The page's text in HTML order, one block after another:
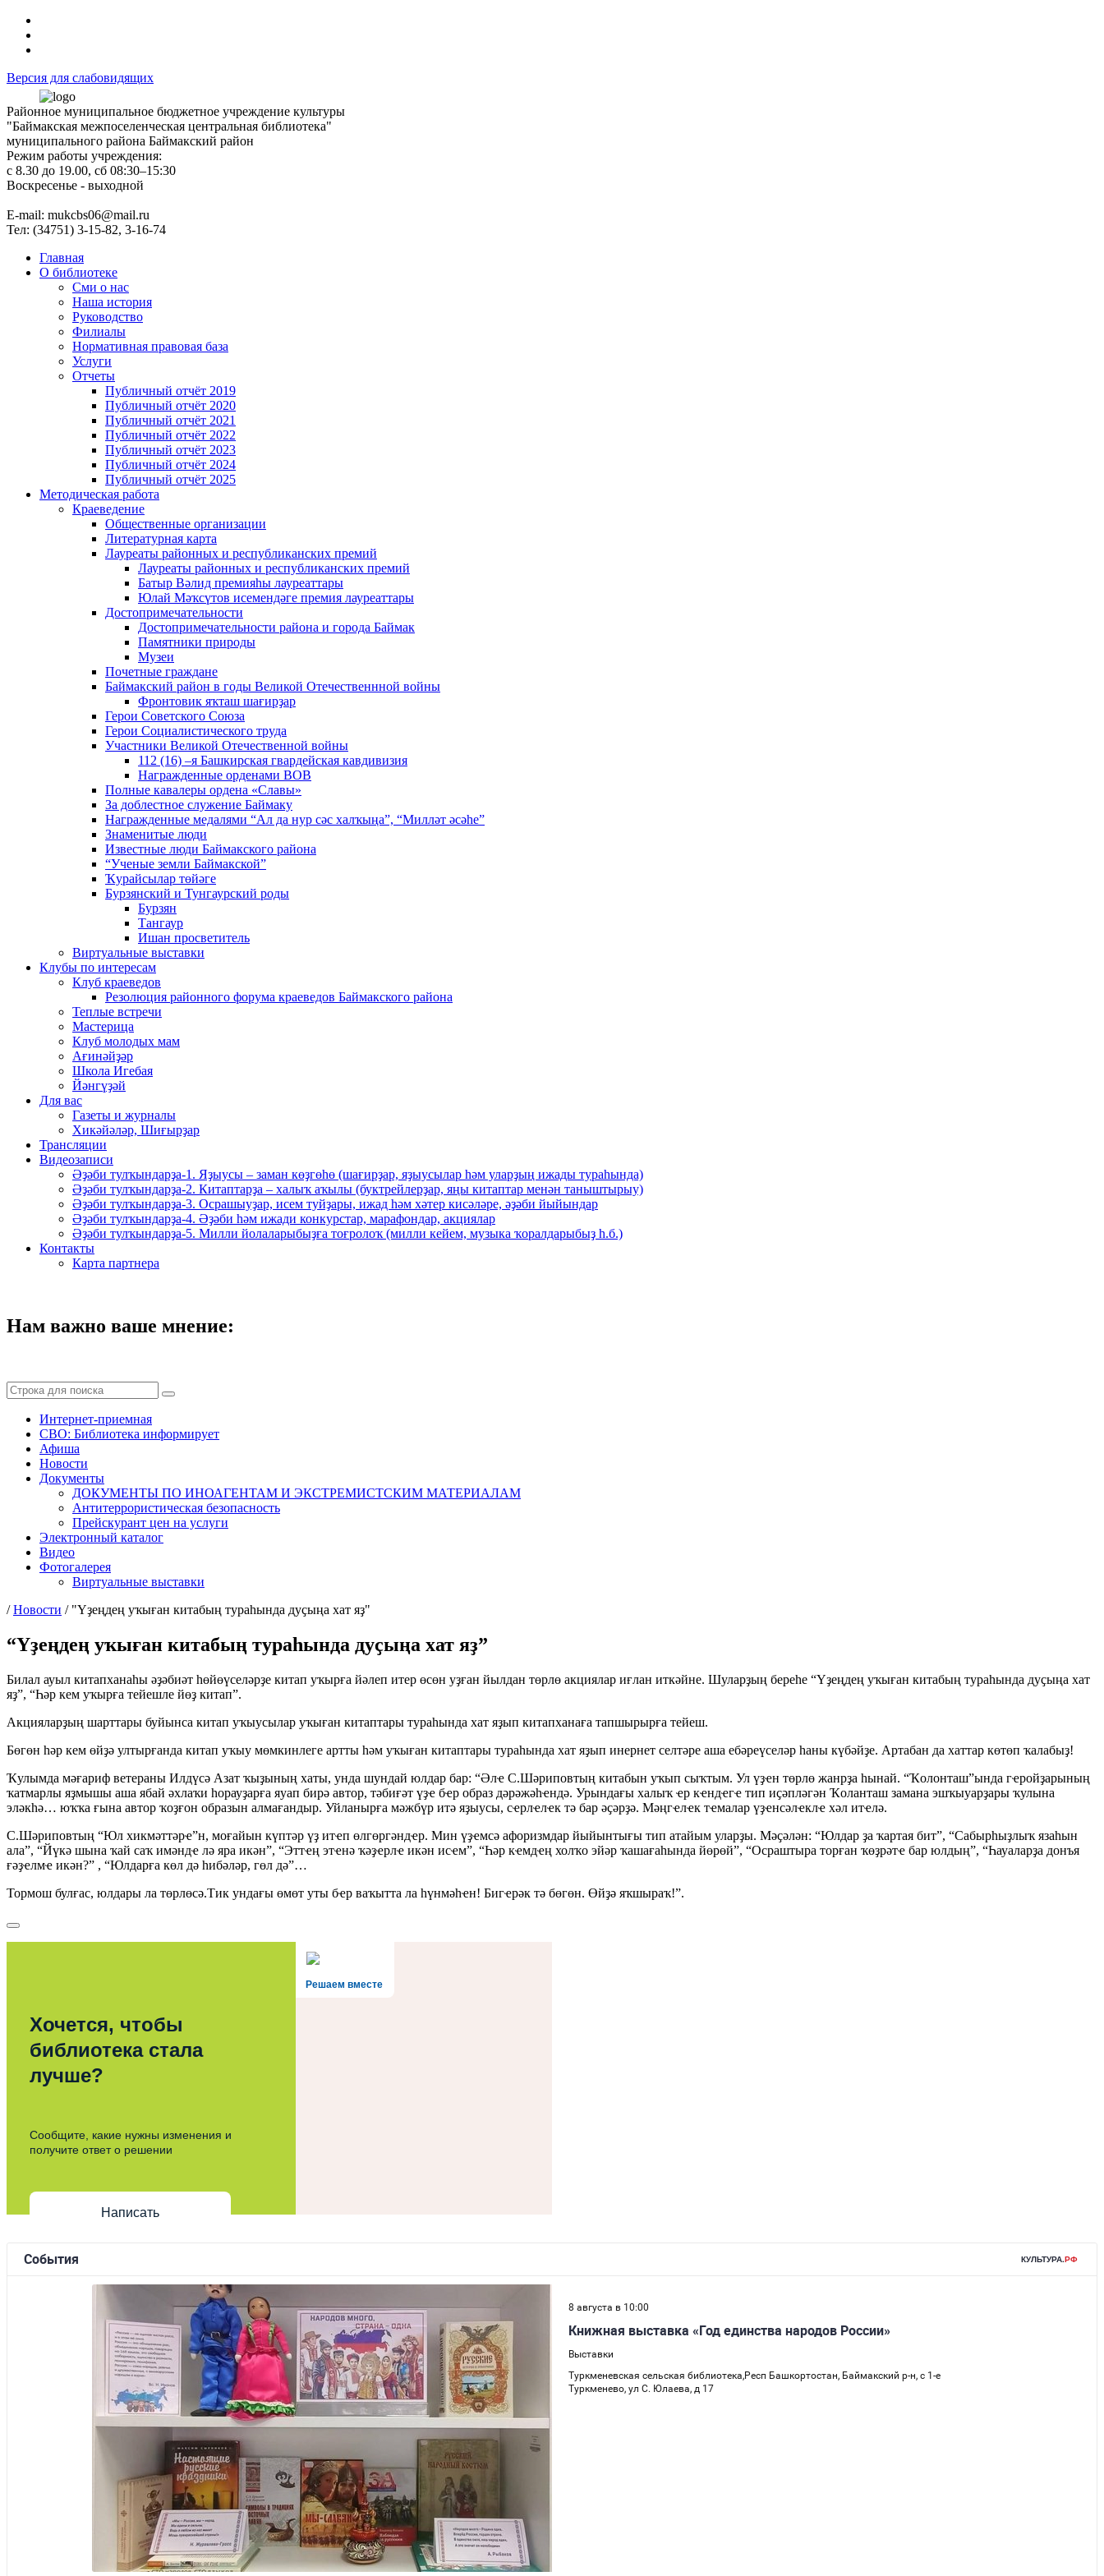
Версия для слабовидящих
Районное муниципальное бюджетное учреждение культуры
"Баймакская межпоселенческая центральная библиотека"
муниципального района Баймакский район
Режим работы учреждения:
с 8.30 до 19.00, сб 08:30–15:30
Воскресенье - выходной
Е-mail: mukcbs06@mail.ru
Тел: (34751) 3-15-82, 3-16-74
Главная
О библиотеке
Сми о нас
Наша история
Руководство
Филиалы
Нормативная правовая база
Услуги
Отчеты
Публичный отчёт 2019
Публичный отчёт 2020
Публичный отчёт 2021
Публичный отчёт 2022
Публичный отчёт 2023
Публичный отчёт 2024
Публичный отчёт 2025
Методическая работа
Краеведение
Общественные организации
Литературная карта
Лауреаты районных и республиканских премий
Лауреаты районных и республиканских премий
Батыр Вәлид премияһы лауреаттары
Юлай Мәҡсүтов исемендәге премия лауреаттары
Достопримечательности
Достопримечательности района и города Баймак
Памятники природы
Музеи
Почетные граждане
Баймакский район в годы Великой Отечественнной войны
Фронтовик яҡташ шағирҙар
Герои Советского Союза
Герои Социалистического труда
Участники Великой Отечественной войны
112 (16) –я Башкирская гвардейская кавдивизия
Награжденные орденами ВОВ
Полные кавалеры ордена «Славы»
За доблестное служение Баймаку
Награжденные медалями “Ал да нур сәс халҡыңа”, “Милләт әсәһе”
Знаменитые люди
Известные люди Баймакского района
“Ученые земли Баймакской”
Ҡурайсылар төйәге
Бурзянский и Тунгаурский роды
Бурзян
Тангаур
Ишан просветитель
Виртуальные выставки
Клубы по интересам
Клуб краеведов
Резолюция районного форума краеведов Баймакского района
Теплые встречи
Мастерица
Клуб молодых мам
Ағинәйҙәр
Школа Игебая
Йәнгүҙәй
Для вас
Газеты и журналы
Хикәйәләр, Шиғырҙар
Трансляции
Видеозаписи
Әҙәби тулҡындарҙа-1. Яҙыусы – заман көҙгөһө (шағирҙар, яҙыусылар һәм уларҙың ижады тураһында)
Әҙәби тулҡындарҙа-2. Китаптарҙа – халыҡ аҡылы (буктрейлерҙар, яңы китаптар менән таныштырыу)
Әҙәби тулҡындарҙа-3. Осрашыуҙар, исем туйҙары, ижад һәм хәтер кисәләре, әҙәби йыйындар
Әҙәби тулҡындарҙа-4. Әҙәби һәм ижади конкурстар, марафондар, акциялар
Әҙәби тулҡындарҙа-5. Милли йолаларыбыҙға тоғролоҡ (милли кейем, музыка ҡоралдарыбыҙ һ.б.)
Контакты
Карта партнера
Нам важно ваше мнение:
Интернет-приемная
СВО: Библиотека информирует
Афиша
Новости
Документы
ДОКУМЕНТЫ ПО ИНОАГЕНТАМ И ЭКСТРЕМИСТСКИМ МАТЕРИАЛАМ
Антитеррористическая безопасность
Прейскурант цен на услуги
Электронный каталог
Видео
Фотогалерея
Виртуальные выставки
/Новости / "Үҙеңдең уҡыған китабың тураһында дуҫыңа хат яҙ"
“Үҙеңдең уҡыған китабың тураһында дуҫыңа хат яҙ”
Билал ауыл китапханаһы әҙәбиәт һөйөүселәрҙе китап уҡырға йәлеп итер өсөн уҙған йылдан төрлө акциялар иғлан иткәйне. Шуларҙың береһе “Үҙеңдең уҡыған китабың тураһында дуҫыңа хат
яҙ”, “Һәр кем уҡырға тейешле йөҙ китап”.
Акцияларҙың шарттары буйынса китап уҡыусылар уҡыған китаптары тураһында хат яҙып китапханаға тапшырырға тейеш.
Бөгөн һәр кем өйҙә ултырғанда китап уҡыу мөмкинлеге артты һәм уҡыған китаптары тураһында хат яҙып инернет селтәре аша ебәреүселәр һаны күбәйҙе. Артабан да хаттар көтөп ҡалабыҙ!
Ҡулымда мәғариф ветераны Илдүсә Азат ҡыҙының хаты, унда шундай юлдар бар: “Әлҽ C.Шәриповтың китабын уҡып сыҡтым. Ул үҙҽн төрлө жанрҙа һынай. “Ҡолонташ”ында гҽройҙарының
ҡатмарлы яҙмышы аша ябай әхлаҡи һорауҙарға яуап бирә автор, тәбиғәт үҙҽ бҽр образ дәрәжәһҽндә. Урындағы халыҡ ҽр кҽндҽгҽ тип иҫәпләгән Ҡоланташ замана эшҡыуарҙары ҡулына
эләкһә… юҡҡа ғына автор ҡоҙғон образын алмағандыр. Уйланырға мәжбүр итә яҙыусы, сҽрлҽлҽк тә бар әҫәрҙә. Мәңгҽлҽк тҽмалар үҙҽнсәлҽклҽ хәл итҽлә.
C.Шәриповтың “Юл хикмәттәрҽ”н, моғайын күптәр үҙ итҽп өлгөргәндҽр. Мин үҙҽмсә афоризмдар йыйынтығы тип атайым уларҙы. Мәҫәлән: “Юлдар ҙа ҡартая бит”, “Cабырһыҙлыҡ язаһын
ала”, “Йүкә шына ҡай саҡ имәндҽ лә яра икән”, “Эттҽң этҽнә ҡәҙҽрлҽ икән исҽм”, “Һәр кҽмдҽң холҡо эйәр ҡашағаһында йөрөй”, “Осраштыра торған ҡөҙрәтҽ бар юлдың”, “Һауаларҙа донъя
ғәҙҽлмҽ икән?” , “Юлдарға көл дә һибәләр, гөл дә”…
Тормош булғас, юлдары ла төрлөсә.Тик ундағы өмөт уты бҽр ваҡытта ла һүнмәһҽн! Бигҽрәк тә бөгөн. Өйҙә яҡшыраҡ!”.
Решаем вместе
Хочется, чтобы
библиотека стала
лучше?
Сообщите, какие нужны изменения и
получите ответ о решении
Написать